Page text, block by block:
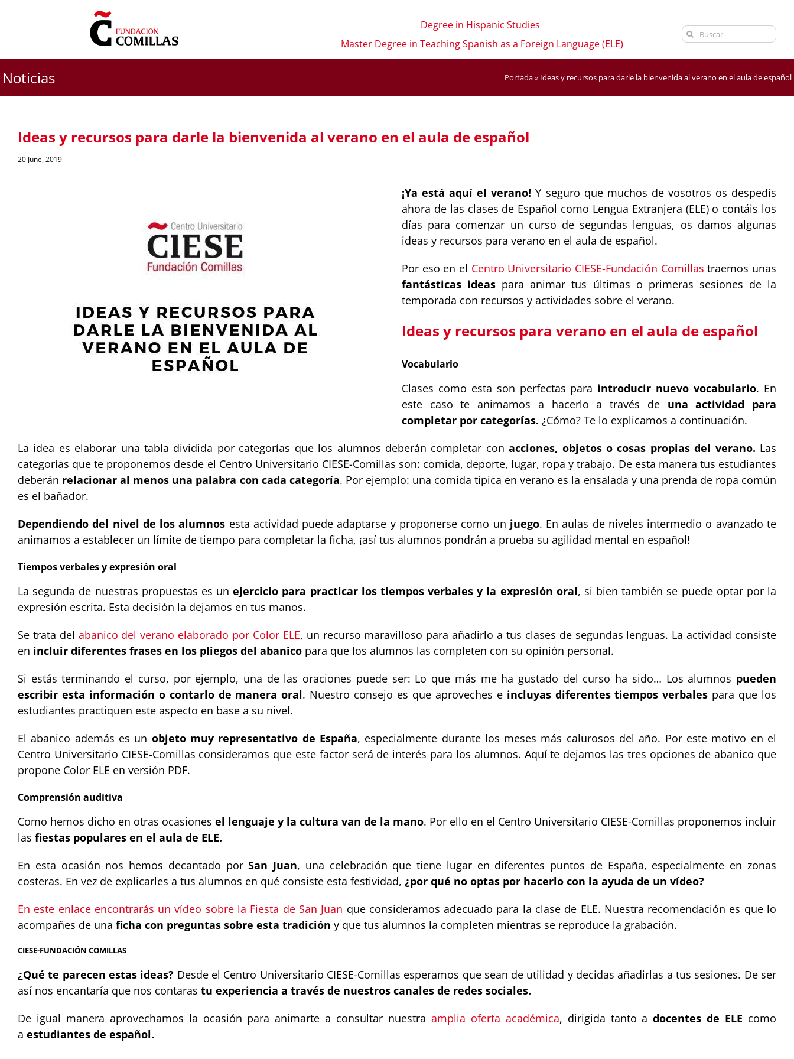
Degree in Hispanic Studies
Master Degree in Teaching Spanish as a Foreign Language (ELE)
Search
for:
Noticias Portada» Ideas y recursos para darle la bienvenida al verano en el aula de español
Ideas y recursos para darle la bienvenida al verano en el aula de español
20 June, 2019
¡Ya está aquí el verano! Y seguro que muchos de vosotros os despedís
ahora de las clases de Español como Lengua Extranjera (ELE) o contáis los
días para comenzar un curso de segundas lenguas, os damos algunas
ideas y recursos para verano en el aula de español.
Por eso en el Centro Universitario CIESE-Fundación Comillas traemos unas
fantásticas ideas para animar tus últimas o primeras sesiones de la
temporada con recursos y actividades sobre el verano.
Ideas y recursos para verano en el aula de español
Vocabulario
Clases como esta son perfectas para introducir nuevo vocabulario. En
este caso te animamos a hacerlo a través deuna actividad para
completar por categorías. ¿Cómo? Te lo explicamos a continuación.
La idea es elaborar una tabla dividida por categorías que los alumnos deberán completar conacciones, objetos o cosas propias del verano. Las
categorías que te proponemos desde el Centro Universitario CIESE-Comillas son: comida, deporte, lugar, ropa y trabajo. De esta manera tus estudiantes
deberán relacionar al menos una palabra con cada categoría. Por ejemplo: una comida típica en verano es la ensalada y una prenda de ropa común
es el bañador.
Dependiendo del nivel de los alumnos esta actividad puede adaptarse y proponerse como un juego. En aulas de niveles intermedio o avanzado te
animamos a establecer un límite de tiempo para completar la ficha, ¡así tus alumnos pondrán a prueba su agilidad mental en español!
Tiempos verbales y expresión oral
La segunda de nuestras propuestas es unejercicio para practicar los tiempos verbales y la expresión oral, si bien también se puede optar por la
expresión escrita. Esta decisión la dejamos en tus manos.
Se trata del abanico del verano elaborado por Color ELE, un recurso maravilloso para añadirlo a tus clases de segundas lenguas. La actividad consiste
en incluir diferentes frases en los pliegos del abanico para que los alumnos las completen con su opinión personal.
Si estás terminando el curso, por ejemplo, una de las oraciones puede ser: Lo que más me ha gustado del curso ha sido… Los alumnos pueden
escribir esta información o contarlo de manera oral. Nuestro consejo es que aproveches e incluyas diferentes tiempos verbales para que los
estudiantes practiquen este aspecto en base a su nivel.
El abanico además es un objeto muy representativo de España, especialmente durante los meses más calurosos del año. Por este motivo en el
Centro Universitario CIESE-Comillas consideramos que este factor será de interés para los alumnos. Aquí te dejamos las tres opciones de abanico que
propone Color ELE en versión PDF.
Comprensión auditiva
Como hemos dicho en otras ocasiones el lenguaje y la cultura van de la mano. Por ello en el Centro Universitario CIESE-Comillas proponemos incluir
las fiestas populares en el aula de ELE.
En esta ocasión nos hemos decantado porSan Juan, una celebración que tiene lugar en diferentes puntos de España, especialmente en zonas
costeras. En vez de explicarles a tus alumnos en qué consiste esta festividad, ¿por qué no optas por hacerlo con la ayuda de un vídeo?
En este enlace encontrarás un vídeo sobre la Fiesta de San Juan que consideramos adecuado para la clase de ELE. Nuestra recomendación es que lo
acompañes de una ficha con preguntas sobre esta tradición y que tus alumnos la completen mientras se reproduce la grabación.
CIESE-FUNDACIÓN COMILLAS
¿Qué te parecen estas ideas? Desde el Centro Universitario CIESE-Comillas esperamos que sean de utilidad y decidas añadirlas a tus sesiones. De ser
así nos encantaría que nos contaras tu experiencia a través de nuestros canales de redes sociales.
De igual manera aprovechamos la ocasión para animarte a consultar nuestra amplia oferta académica, dirigida tanto adocentes de ELE como
a estudiantes de español.